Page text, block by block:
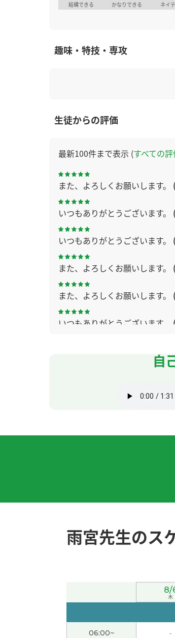
結構できる
かなりできる ネイ
趣味・特技・専攻
生徒からの評価
最新100件まで表示 (すべての
また、よろしくお願いします。
いつもありがとうございます。
いつもありがとうございます。
また、よろしくお願いします。
また、よろしくお願いします。
いつもありがとうございます。
-また、よろしくお願いします
また、よろしくお願いします。
次回もよろしくお願いします。
いつもありがとうございます
自
雨宮先生のス
8/
木
06:00~ -